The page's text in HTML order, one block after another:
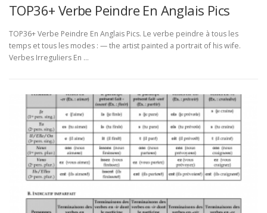
TOP36+ Verbe Peindre En Anglais Pics
TOP36+ Verbe Peindre En Anglais Pics. Le verbe peindre à tous les
temps et tous les modes : — the artist painted a portrait of his wife.
Verbes Irreguliers En …